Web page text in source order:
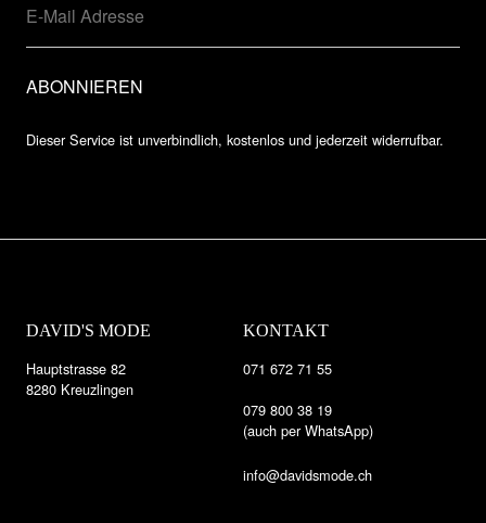
Dieser Service ist unverbindlich, kostenlos und jederzeit widerrufbar.
DAVID'S MODE
Hauptstrasse 82
8280 Kreuzlingen
KONTAKT
071 672 71 55
079 800 38 19
(auch per WhatsApp)
info@davidsmode.ch